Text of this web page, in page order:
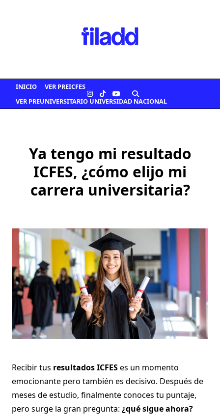
INICIO
VER PREICFES
VER PREUNIVERSITARIO UNIVERSIDAD NACIONAL
Ya tengo mi resultado
ICFES, ¿cómo elijo mi
carrera universitaria?
Recibir tus resultados ICFESes un momento
emocionante pero también es decisivo. Después de
meses de estudio, finalmente conoces tu puntaje,
pero surge la gran pregunta: ¿qué sigue ahora?